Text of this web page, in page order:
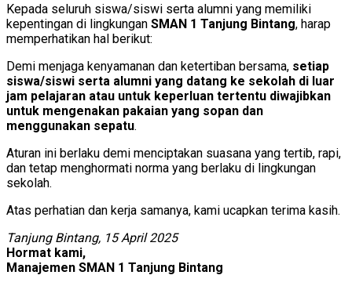
Kepada seluruh siswa/siswi serta alumni yang memiliki
kepentingan di lingkungan SMAN 1 Tanjung Bintang, harap
memperhatikan hal berikut:
Demi menjaga kenyamanan dan ketertiban bersama, setiap
siswa/siswi serta alumni yang datang ke sekolah di luar
jam pelajaran atau untuk keperluan tertentu diwajibkan
untuk mengenakan pakaian yang sopan dan
menggunakan sepatu.
Aturan ini berlaku demi menciptakan suasana yang tertib, rapi,
dan tetap menghormati norma yang berlaku di lingkungan
sekolah.
Atas perhatian dan kerja samanya, kami ucapkan terima kasih.
Tanjung Bintang, 15 April 2025
Hormat kami,
Manajemen SMAN 1 Tanjung Bintang